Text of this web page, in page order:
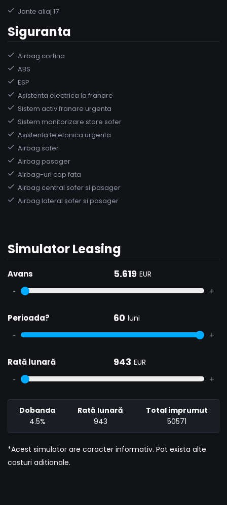
Jante aliaj 17
Siguranta
Airbag cortina
ABS
ESP
Asistenta electrica la franare
Sistem activ franare urgenta
Sistem monitorizare stare sofer
Asistenta telefonica urgenta
Airbag sofer
Airbag pasager
Airbag-uri cap fata
Airbag central sofer si pasager
Airbag lateral șofer si pasager
Simulator Leasing
Avans 5.619 EUR
- +
Perioada? 60 luni
- +
Rată lunară 943 EUR
- +
Dobanda
4.5%
Rată lunară
943
Total imprumut
50571
*Acest simulator are caracter informativ. Pot exista alte
costuri aditionale.